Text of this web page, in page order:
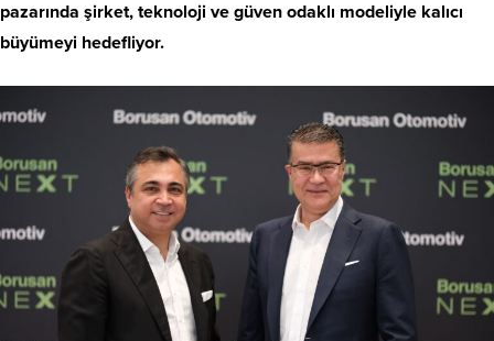
pazarında şirket, teknoloji ve güven odaklı modeliyle kalıcı
büyümeyi hedefliyor.